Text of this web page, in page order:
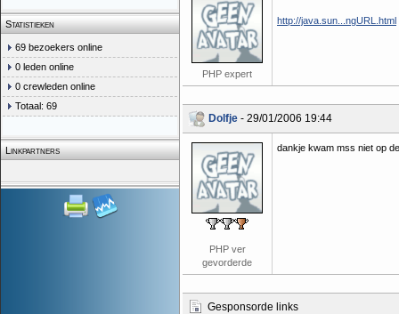
Statistieken
69 bezoekers online
0 leden online
0 crewleden online
Totaal: 69
Linkpartners
PHP expert
http://java.sun...ngURL.html
Dolfje - 29/01/2006 19:44
PHP ver
gevorderde
dankje kwam mss niet op
Gesponsorde links